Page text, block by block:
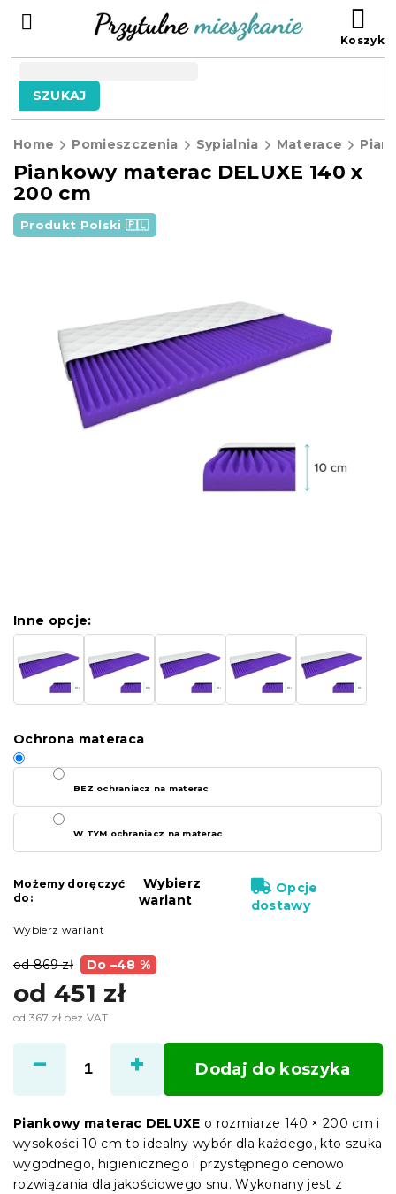
SZUKAJ
Home Pomieszczenia Sypialnia Materace
Piankowy materac DELUXE 140 x
200 cm
Produkt Polski 🇵🇱
od 869 zł Do –48 %
od 451 zł
od 367 zł bez VAT
jednostkowa:
Wybierz wariant
Inne opcje:
Ochrona materaca
BEZ ochraniacz na materac
W TYM ochraniacz na materac
Możemy doręczyć
do:
Wybierz
wariant
Opcje
dostawy
Dodaj do koszyka
Piankowy materac DELUXE o rozmiarze 140 × 200 cm i
wysokości 10 cm to idealny wybór dla każdego, kto szuka
wygodnego, higienicznego i przystępnego cenowo
rozwiązania dla jakościowego snu. Wykonany jest z